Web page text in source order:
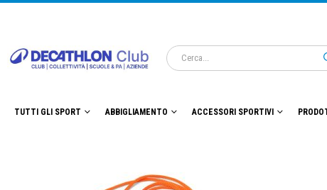
TUTTI GLI SPORT ABBIGLIAMENTO ACCESSORI SPORTIVI